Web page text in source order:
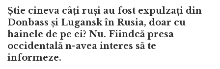
Știe cineva câți ruși au fost expulzați din
Donbass și Lugansk în Rusia, doar cu
hainele de pe ei? Nu. Fiindcă presa
occidentală n-avea interes să te
informeze.